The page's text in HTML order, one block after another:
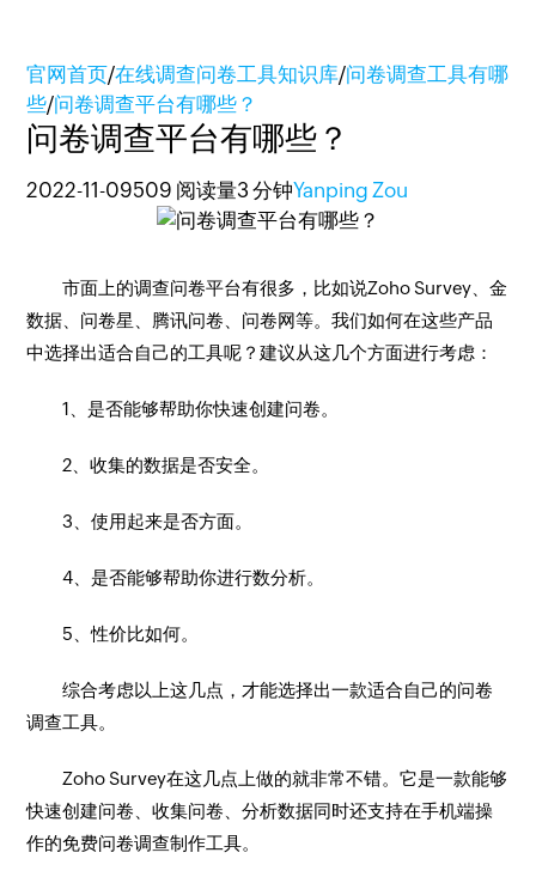
官网首页/在线调查问卷工具知识库/问卷调查工具有哪
些/问卷调查平台有哪些？
问卷调查平台有哪些？
2022-11-09509 阅读量3 分钟Yanping Zou
市面上的调查问卷平台有很多，比如说Zoho Survey、金
数据、问卷星、腾讯问卷、问卷网等。我们如何在这些产品
中选择出适合自己的工具呢？建议从这几个方面进行考虑：
1、是否能够帮助你快速创建问卷。
2、收集的数据是否安全。
3、使用起来是否方面。
4、是否能够帮助你进行数分析。
5、性价比如何。
综合考虑以上这几点，才能选择出一款适合自己的问卷
调查工具。
Zoho Survey在这几点上做的就非常不错。它是一款能够
快速创建问卷、收集问卷、分析数据同时还支持在手机端操
作的免费问卷调查制作工具。